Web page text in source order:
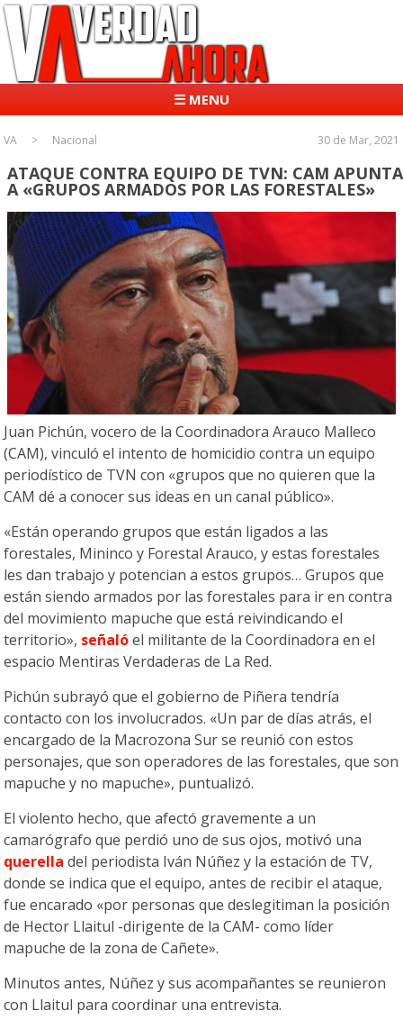
☰ MENU
VA Nacional 30 de Mar, 2021
ATAQUE CONTRA EQUIPO DE TVN: CAM APUNTA
A «GRUPOS ARMADOS POR LAS FORESTALES»
Juan Pichún, vocero de la Coordinadora Arauco Malleco
(CAM), vinculó el intento de homicidio contra un equipo
periodístico de TVN con «grupos que no quieren que la
CAM dé a conocer sus ideas en un canal público».
«Están operando grupos que están ligados a las
forestales, Mininco y Forestal Arauco, y estas forestales
les dan trabajo y potencian a estos grupos… Grupos que
están siendo armados por las forestales para ir en contra
del movimiento mapuche que está reivindicando el
territorio», señalóel militante de la Coordinadora en el
espacio Mentiras Verdaderas de La Red.
Pichún subrayó que el gobierno de Piñera tendría
contacto con los involucrados. «Un par de días atrás, el
encargado de la Macrozona Sur se reunió con estos
personajes, que son operadores de las forestales, que son
mapuche y no mapuche», puntualizó.
El violento hecho, que afectó gravemente a un
camarógrafo que perdió uno de sus ojos, motivó una
querella del periodista Iván Núñez y la estación de TV,
donde se indica que el equipo, antes de recibir el ataque,
fue encarado «por personas que deslegitiman la posición
de Hector Llaitul -dirigente de la CAM- como líder
mapuche de la zona de Cañete».
Minutos antes, Núñez y sus acompañantes se reunieron
con Llaitul para coordinar una entrevista.